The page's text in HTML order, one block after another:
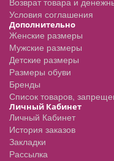
Условия соглашения
Дополнительно
Женские размеры
Мужские размеры
Детские размеры
Размеры обуви
Бренды
Список товаров,
Личный Кабинет
Личный Кабинет
История заказов
Закладки
Рассылка